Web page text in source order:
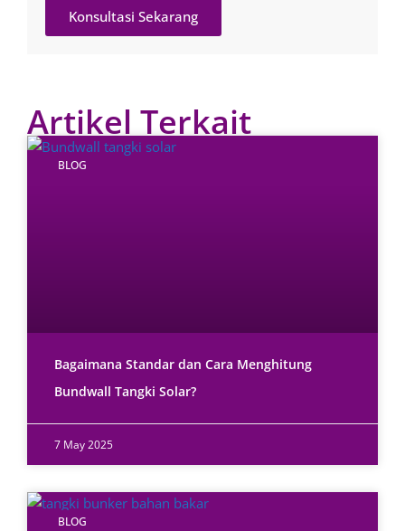
Konsultasi Sekarang
Artikel Terkait
BLOG
Bagaimana Standar dan Cara Menghitung
Bundwall Tangki Solar?
7 May 2025
BLOG